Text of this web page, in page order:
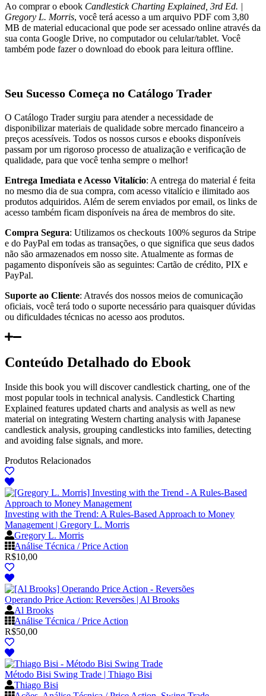
Ao comprar o ebook Candlestick Charting Explained, 3rd Ed. |
Gregory L. Morris, você terá acesso a um arquivo PDF com 3,80
MB de material educacional que pode ser acessado online através da
sua conta Google Drive, no computador ou celular/tablet. Você
também pode fazer o download do ebook para leitura offline.
Seu Sucesso Começa no Catálogo Trader
O Catálogo Trader surgiu para atender a necessidade de
disponibilizar materiais de qualidade sobre mercado financeiro a
preços acessíveis. Todos os nossos cursos e ebooks disponíveis
passam por um rigoroso processo de atualização e verificação de
qualidade, para que você tenha sempre o melhor!
Entrega Imediata e Acesso Vitalício: A entrega do material é feita
no mesmo dia de sua compra, com acesso vitalício e ilimitado aos
produtos adquiridos. Além de serem enviados por email, os links de
acesso também ficam disponíveis na área de membros do site.
Compra Segura: Utilizamos os checkouts 100% seguros da Stripe
e do PayPal em todas as transações, o que significa que seus dados
não são armazenados em nosso site. Atualmente as formas de
pagamento disponíveis são as seguintes: Cartão de crédito, PIX e
PayPal.
Suporte ao Cliente: Através dos nossos meios de comunicação
oficiais, você terá todo o suporte necessário para quaisquer dúvidas
ou dificuldades técnicas no acesso aos produtos.
Conteúdo Detalhado do Ebook
Inside this book you will discover candlestick charting, one of the
most popular tools in technical analysis. Candlestick Charting
Explained features updated charts and analysis as well as new
material on integrating Western charting analysis with Japanese
candlestick analysis, grouping candlesticks into families, detecting
and avoiding false signals, and more.
Produtos Relacionados
Investing with the Trend: A Rules-Based Approach to Money
Management | Gregory L. Morris
Gregory L. Morris
Análise Técnica / Price Action
R$10,00
Operando Price Action: Reversões | Al Brooks
Al Brooks
Análise Técnica / Price Action
R$50,00
Método Bisi Swing Trade | Thiago Bisi
Thiago Bisi